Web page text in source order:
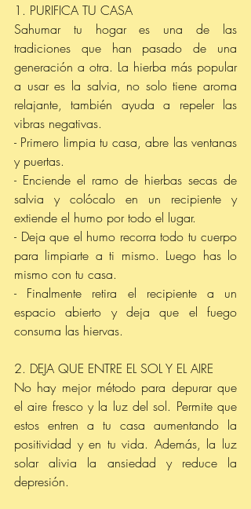
1. PURIFICA TU CASA
Sahumar tu hogar es una de las
tradiciones que han pasado de una
generación a otra. La hierba más popular
a usar es la salvia, no solo tiene aroma
relajante, también ayuda a repeler las
vibras negativas.
- Primero limpia tu casa, abre las ventanas
y puertas.
- Enciende el ramo de hierbas secas de
salvia y colócalo en un recipiente y
extiende el humo por todo el lugar.
- Deja que el humo recorra todo tu cuerpo
para limpiarte a ti mismo. Luego has lo
mismo con tu casa.
- Finalmente retira el recipiente a un
espacio abierto y deja que el fuego
consuma las hiervas.
2. DEJA QUE ENTRE EL SOL Y EL AIRE
No hay mejor método para depurar que
el aire fresco y la luz del sol. Permite que
estos entren a tu casa aumentando la
positividad y en tu vida. Además, la luz
solar alivia la ansiedad y reduce la
depresión.